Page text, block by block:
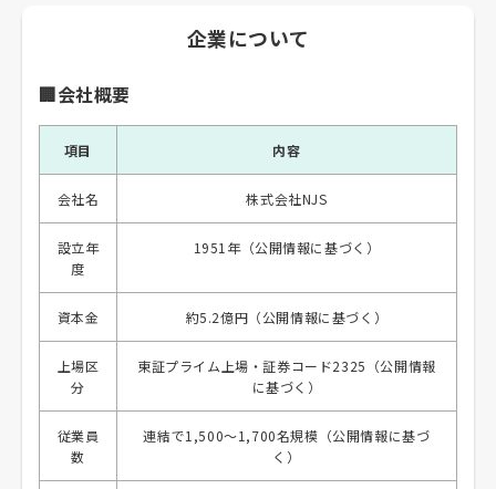
企業について
🏢会社概要
項目 内容
会社名 株式会社NJS
設立年
度
1951年（公開情報に基づく）
資本金 約5.2億円（公開情報に基づく）
上場区
分
東証プライム上場・証券コード2325（公開情報
に基づく）
従業員
数
連結で1,500～1,700名規模（公開情報に基づ
く）